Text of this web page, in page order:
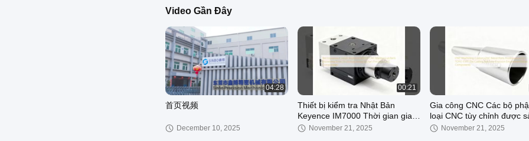
00:49
Các bộ phận cơ khí CNC
June 30, 2025
CNC parts
October 09, 2024
Custom CNC Turning
Steel Aluminum Spare
Painting Screwing Parts
March 06, 2024
Video Gần Đây
04:28
首页视频
December 10, 2025
00:21
Thiết bị kiểm tra Nhật Bản
Keyence IM7000 Thời gian gia
công bộ phận cơ khí CNC 15-20
November 21, 2025
Gia công CNC Các bộ
loại CNC tùy chỉnh được
xuất bằng Máy đúc TOYO
November 21, 2025